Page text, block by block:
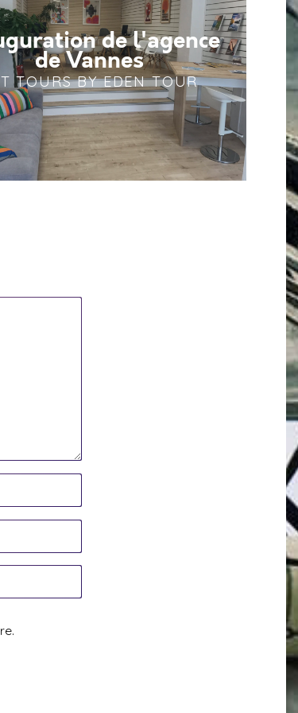
de l'agence
de Vannes
TOURS BY EDEN TOUR